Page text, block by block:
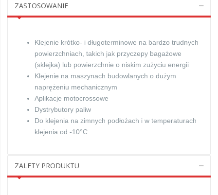
ZASTOSOWANIE
Klejenie krótko- i długoterminowe na bardzo trudnych
powierzchniach, takich jak przyczepy bagażowe
(sklejka) lub powierzchnie o niskim zużyciu energii
Klejenie na maszynach budowlanych o dużym
naprężeniu mechanicznym
Aplikacje motocrossowe
Dystrybutory paliw
Do klejenia na zimnych podłożach i w temperaturach
klejenia od -10°C
ZALETY PRODUKTU